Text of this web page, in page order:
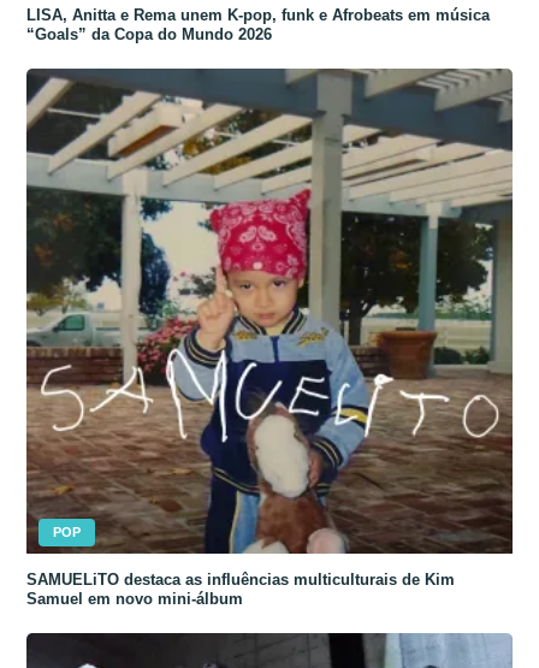
LISA, Anitta e Rema unem K-pop, funk e Afrobeats em música
“Goals” da Copa do Mundo 2026
POP
SAMUELiTO destaca as influências multiculturais de Kim
Samuel em novo mini-álbum